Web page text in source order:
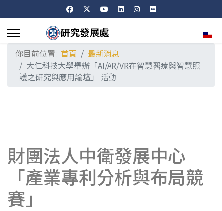
選擇
你目前位置: 首頁
最新消息
大仁科技大學舉辦「AI/AR/VR在智慧醫療與智慧照
護之研究與應用論壇」 活動
財團法人中衛發展中心
「產業專利分析與布局競
賽」